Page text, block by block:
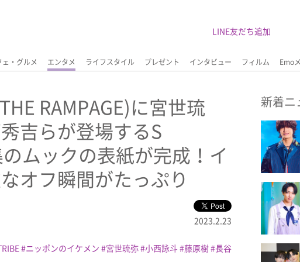
ェ・グルメ エンタメ ライフスタイル プレゼント インタビュー フィルム Emo
LINE友だち追加
RAMPAGE)に宮世琉
吉らが登場するS
ムックの表紙が完成！イ
オフ瞬間がたっぷり
2023.2.23
ニッポンのイケメン 宮世琉弥 小西詠斗 藤原樹 長谷
新着ニ